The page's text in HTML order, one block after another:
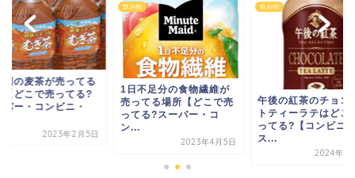
園の麦茶が売ってる
【どこで売ってる?
パー・コンビニ・
2023年2月5日
飲み物
1日不足分の食物繊維が
売ってる場所【どこで売
ってる?スーパー・コ
ン...
2023年4月5日
飲み物
午後の紅茶のチョコ
トティーラテはどこ
ってる?【コンビニ
ス...
2024年1